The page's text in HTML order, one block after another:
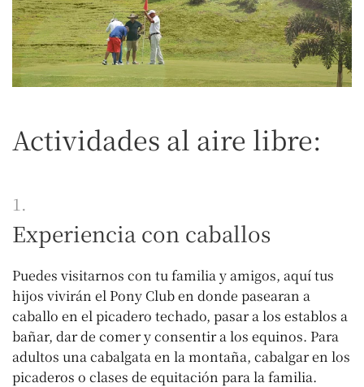
Actividades al aire libre:
1.
Experiencia con caballos
Puedes visitarnos con tu familia y amigos, aquí tus
hijos vivirán el Pony Club en donde pasearan a
caballo en el picadero techado, pasar a los establos a
bañar, dar de comer y consentir a los equinos. Para
adultos una cabalgata en la montaña, cabalgar en los
picaderos o clases de equitación para la familia.